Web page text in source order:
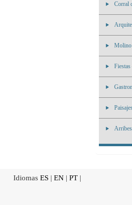
Corral
Molino
Idiomas ES | EN | PT |